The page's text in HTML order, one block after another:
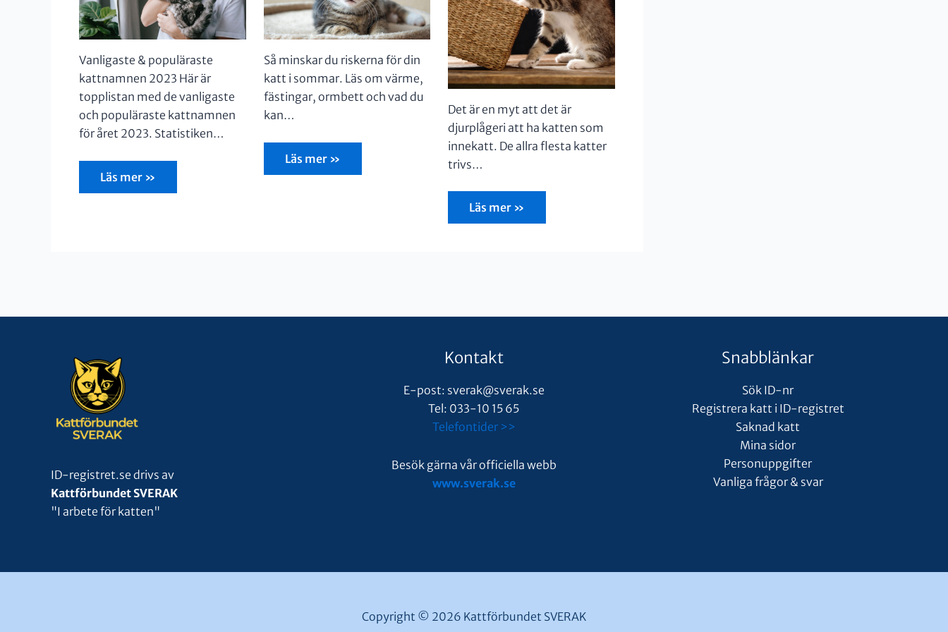
Vanligaste & populäraste
kattnamnen 2023 Här är
topplistan med de vanligaste
och populäraste kattnamnen
för året 2023. Statistiken…
Läs mer »
Så minskar du riskerna för din
katt i sommar. Läs om värme,
fästingar, ormbett och vad du
kan…
Läs mer »
Det är en myt att det är
djurplågeri att ha katten som
innekatt. De allra flesta katter
trivs…
Läs mer »
ID-registret.se drivs av
Kattförbundet SVERAK
"I arbete för katten"
Kontakt
E-post: sverak@sverak.se
Tel: 033-10 15 65
Telefontider >>
Besök gärna vår officiella webb
www.sverak.se
Snabblänkar
Sök ID-nr
Registrera katt i ID-registret
Saknad katt
Mina sidor
Personuppgifter
Vanliga frågor & svar
Copyright © 2026 Kattförbundet SVERAK